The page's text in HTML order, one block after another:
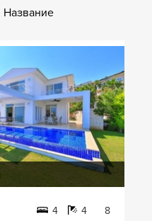
Название
4 4 8